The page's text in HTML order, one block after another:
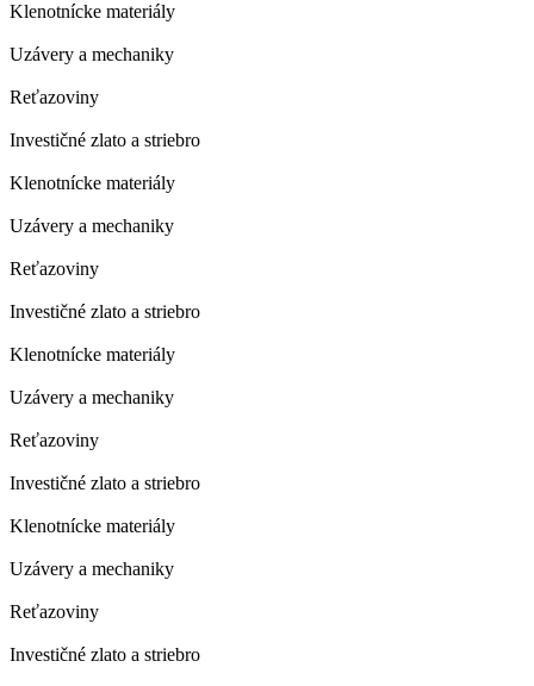
Klenotnícke materiály
Uzávery a mechaniky
Reťazoviny
Investičné zlato a striebro
Klenotnícke materiály
Uzávery a mechaniky
Reťazoviny
Investičné zlato a striebro
Klenotnícke materiály
Uzávery a mechaniky
Reťazoviny
Investičné zlato a striebro
Klenotnícke materiály
Uzávery a mechaniky
Reťazoviny
Investičné zlato a striebro